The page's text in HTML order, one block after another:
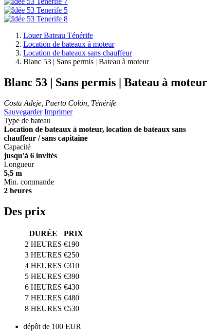
Louer Bateau Ténérife
Location de bateaux à moteur
Location de bateaux sans chauffeur
Blanc 53 | Sans permis | Bateau à moteur
Blanc 53 | Sans permis | Bateau à moteur
Costa Adeje, Puerto Colón, Ténérife
Sauvegarder Imprimer
Type de bateau
Location de bateaux à moteur, location de bateaux sans
chauffeur / sans capitaine
Capacité
jusqu'à 6 invités
Longueur
5,5 m
Min. commande
2 heures
Des prix
DURÉE
PRIX
2 HEURES €190
3 HEURES €250
4 HEURES €310
5 HEURES €390
6 HEURES €430
7 HEURES €480
8 HEURES €530
dépôt de 100 EUR